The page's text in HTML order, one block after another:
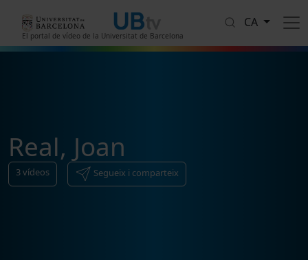
El portal de vídeo de la Universitat de Barcelona
CA
Real, Joan
3vídeos Segueix i comparteix